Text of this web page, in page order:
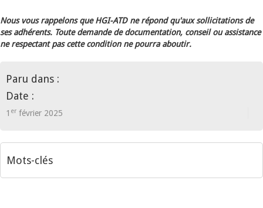
Nous vous rappelons que HGI-ATD ne répond qu'aux sollicitations de
ses adhérents. Toute demande de documentation, conseil ou assistance
ne respectant pas cette condition ne pourra aboutir.
Paru dans :
Date :
1 er février 2025
Mots-clés